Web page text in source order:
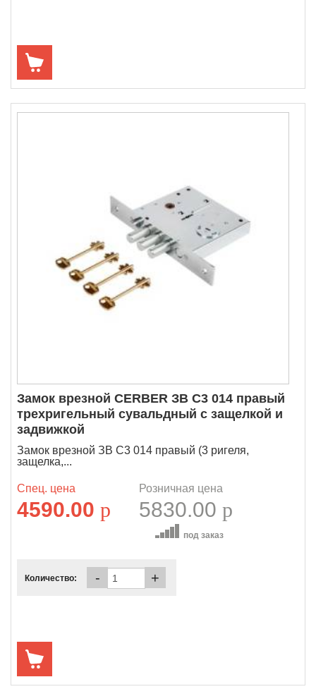
Замок врезной CERBER ЗВ C3 014 правый
трехригельный сувальдный с защелкой и
задвижкой
Замок врезной ЗВ C3 014 правый (3 ригеля,
защелка,...
Спец. цена
4590.00 p
Розничная цена
5830.00 p
под заказ
Количество: - +